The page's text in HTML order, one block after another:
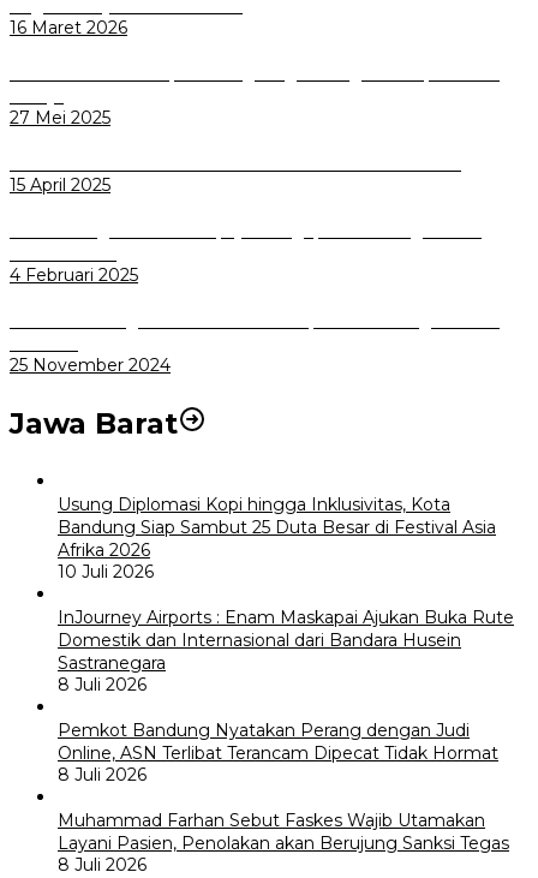
16 Maret 2026
27 Mei 2025
15 April 2025
4 Februari 2025
25 November 2024
Jawa Barat
Usung Diplomasi Kopi hingga Inklusivitas, Kota
Bandung Siap Sambut 25 Duta Besar di Festival Asia
Afrika 2026
10 Juli 2026
InJourney Airports : Enam Maskapai Ajukan Buka Rute
Domestik dan Internasional dari Bandara Husein
Sastranegara
8 Juli 2026
Pemkot Bandung Nyatakan Perang dengan Judi
Online, ASN Terlibat Terancam Dipecat Tidak Hormat
8 Juli 2026
Muhammad Farhan Sebut Faskes Wajib Utamakan
Layani Pasien, Penolakan akan Berujung Sanksi Tegas
8 Juli 2026